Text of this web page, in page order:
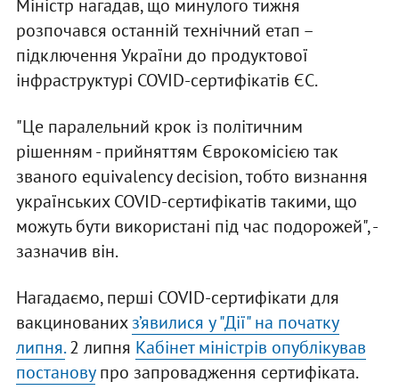
Міністр нагадав, що минулого тижня
розпочався останній технічний етап –
підключення України до продуктової
інфраструктурі COVID-сертифікатів ЄС.
"Це паралельний крок із політичним
рішенням - прийняттям Єврокомісією так
званого equivalency decision, тобто визнання
українських COVID-сертифікатів такими, що
можуть бути використані під час подорожей", -
зазначив він.
Нагадаємо, перші COVID-сертифікати для
вакцинованихз’явилися у "Дії" на початку
липня.2 липня Кабінет міністрів опублікував
постановупро запровадження сертифіката.